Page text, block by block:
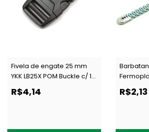
Fivela de engate 25 mm
YKK LB25X POM Buckle c/ 1
R$4,14 R$2,13